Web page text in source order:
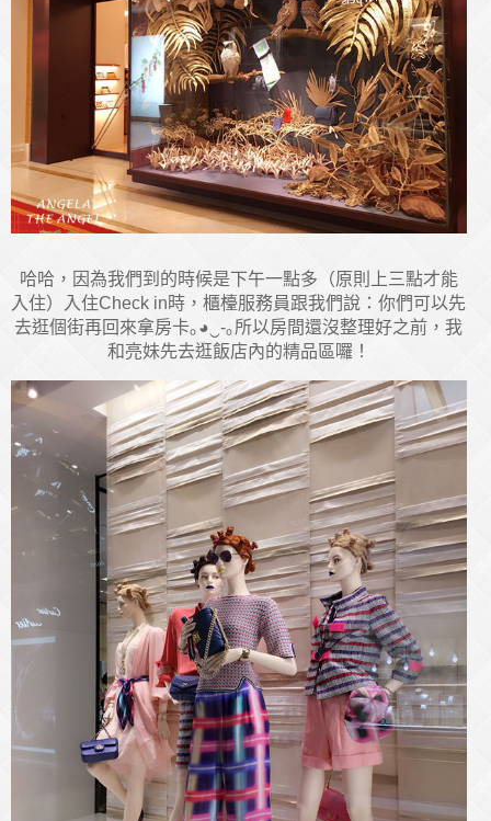
哈哈，因為我們到的時候是下午一點多（原則上三點才能
入住）入住Check in時，櫃檯服務員跟我們說：你們可以先
去逛個街再回來拿房卡｡◕‿-｡所以房間還沒整理好之前，我
和亮妹先去逛飯店內的精品區囉！